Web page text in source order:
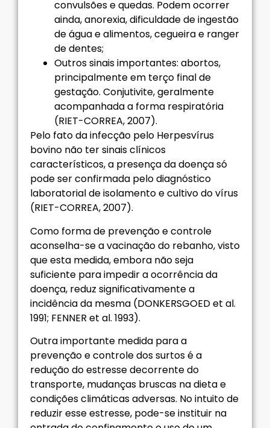
convulsões e quedas. Podem ocorrer
ainda, anorexia, dificuldade de ingestão
de água e alimentos, cegueira e ranger
de dentes;
Outros sinais importantes: abortos,
principalmente em terço final de
gestação. Conjutivite, geralmente
acompanhada a forma respiratória
(RIET-CORREA, 2007).
Pelo fato da infecção pelo Herpesvírus
bovino não ter sinais clínicos
característicos, a presença da doença só
pode ser confirmada pelo diagnóstico
laboratorial de isolamento e cultivo do vírus
(RIET-CORREA, 2007).
Como forma de prevenção e controle
aconselha-se a vacinação do rebanho, visto
que esta medida, embora não seja
suficiente para impedir a ocorrência da
doença, reduz significativamente a
incidência da mesma (DONKERSGOED et al.
1991; FENNER et al. 1993).
Outra importante medida para a
prevenção e controle dos surtos é a
redução do estresse decorrente do
transporte, mudanças bruscas na dieta e
condições climáticas adversas. No intuito de
reduzir esse estresse, pode-se instituir na